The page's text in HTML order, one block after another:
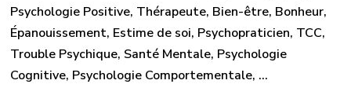
Psychologie Positive, Thérapeute, Bien-être, Bonheur,
Épanouissement, Estime de soi, Psychopraticien, TCC,
Trouble Psychique, Santé Mentale, Psychologie
Cognitive, Psychologie Comportementale, …